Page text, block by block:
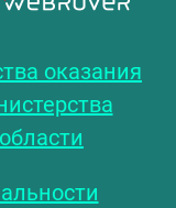
оказания